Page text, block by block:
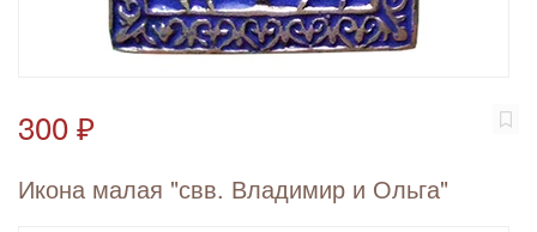
300 ₽
Икона малая "свв. Владимир и Ольга"